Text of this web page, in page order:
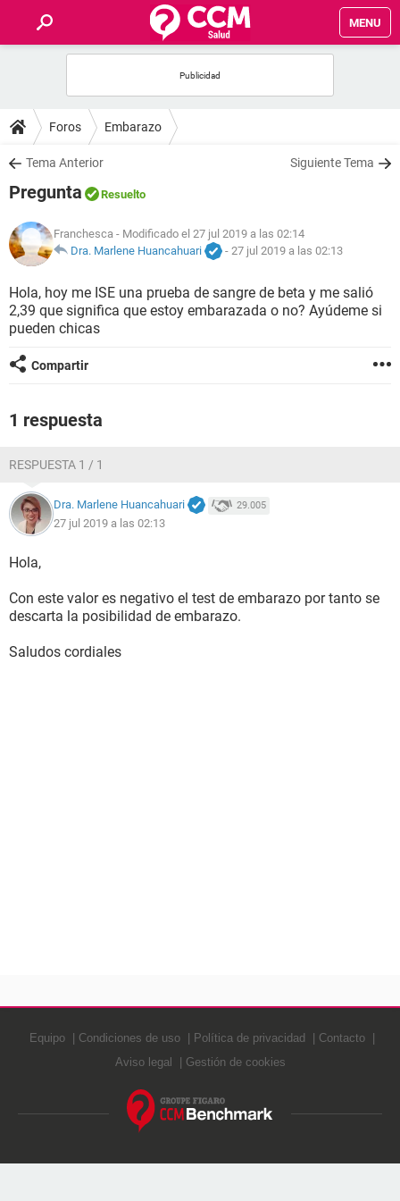
MENU
FOROS
SALUD
FAMILIA
NUTRICIÓN
BIENESTAR
Foros Embarazo
Tema Anterior Siguiente Tema
Pregunta Resuelto
Franchesca - Modificado el 27 jul 2019 a las 02:14
Dra. Marlene Huancahuari
- 27 jul 2019 a las 02:13
Hola, hoy me ISE una prueba de sangre de beta y me salió
2,39 que significa que estoy embarazada o no? Ayúdeme si
pueden chicas
Compartir
1 respuesta
RESPUESTA 1 / 1
Dra. Marlene Huancahuari 29.005
27 jul 2019 a las 02:13
Hola,
Con este valor es negativo el test de embarazo por tanto se
descarta la posibilidad de embarazo.
Saludos cordiales
Equipo Condiciones de uso Política de privacidad
Contacto
Aviso legal
Gestión de cookies